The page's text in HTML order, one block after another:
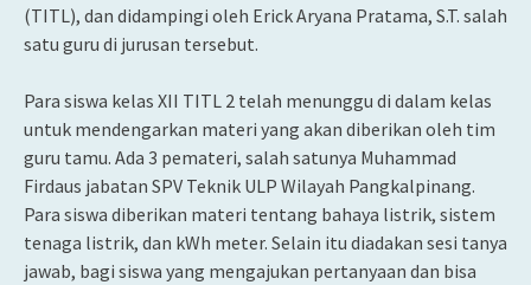
(TITL), dan didampingi oleh Erick Aryana Pratama, S.T. salah
satu guru di jurusan tersebut.
Para siswa kelas XII TITL 2 telah menunggu di dalam kelas
untuk mendengarkan materi yang akan diberikan oleh tim
guru tamu. Ada 3 pemateri, salah satunya Muhammad
Firdaus jabatan SPV Teknik ULP Wilayah Pangkalpinang.
Para siswa diberikan materi tentang bahaya listrik, sistem
tenaga listrik, dan kWh meter. Selain itu diadakan sesi tanya
jawab, bagi siswa yang mengajukan pertanyaan dan bisa